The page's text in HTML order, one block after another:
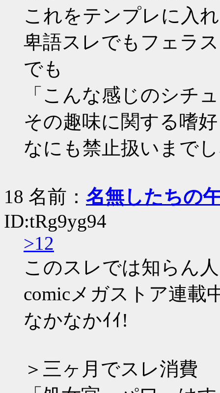
これをテンプレに入
卑語スレでもフェラ
でも
「こんな感じのシチ
その趣味に関する嗜
なにも禁止扱いまで
18 名前： 名無したちの
ID:tRg9yg94
>12
このスレでは知らん
comicメガストア連載
なかなかｲｲ!
＞三ヶ月でスレ消費